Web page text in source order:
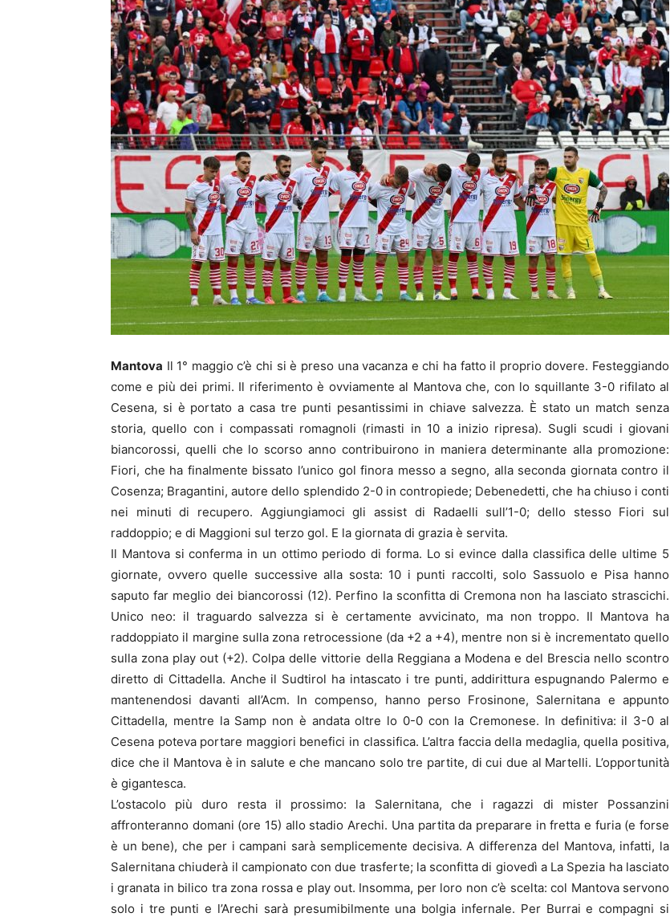
Mantova
Mantova Il 1° maggio c’è chi si è preso una vacanza e chi ha fatto il proprio dovere. Festeggiando
come e più dei primi. Il riferimento è ovviamente al Mantova che, con lo squillante 3-0 rifilato al
Cesena, si è portato a casa tre punti pesantissimi in chiave salvezza. È stato un match senza
storia, quello con i compassati romagnoli (rimasti in 10 a inizio ripresa). Sugli scudi i giovani
biancorossi, quelli che lo scorso anno contribuirono in maniera determinante alla promozione:
Fiori, che ha finalmente bissato l’unico gol finora messo a segno, alla seconda giornata contro il
Cosenza; Bragantini, autore dello splendido 2-0 in contropiede; Debenedetti, che ha chiuso i conti
nei minuti di recupero. Aggiungiamoci gli assist di Radaelli sull’1-0; dello stesso Fiori sul
raddoppio; e di Maggioni sul terzo gol. E la giornata di grazia è servita.
Il Mantova si conferma in un ottimo periodo di forma. Lo si evince dalla classifica delle ultime 5
giornate, ovvero quelle successive alla sosta: 10 i punti raccolti, solo Sassuolo e Pisa hanno
saputo far meglio dei biancorossi (12). Perfino la sconfitta di Cremona non ha lasciato strascichi.
Unico neo: il traguardo salvezza si è certamente avvicinato, ma non troppo. Il Mantova ha
raddoppiato il margine sulla zona retrocessione (da +2 a +4), mentre non si è incrementato quello
sulla zona play out (+2). Colpa delle vittorie della Reggiana a Modena e del Brescia nello scontro
diretto di Cittadella. Anche il Sudtirol ha intascato i tre punti, addirittura espugnando Palermo e
mantenendosi davanti all’Acm. In compenso, hanno perso Frosinone, Salernitana e appunto
Cittadella, mentre la Samp non è andata oltre lo 0-0 con la Cremonese. In definitiva: il 3-0 al
Cesena poteva portare maggiori benefici in classifica. L’altra faccia della medaglia, quella positiva,
dice che il Mantova è in salute e che mancano solo tre partite, di cui due al Martelli. L’opportunità
è gigantesca.
L’ostacolo più duro resta il prossimo: la Salernitana, che i ragazzi di mister Possanzini
affronteranno domani (ore 15) allo stadio Arechi. Una partita da preparare in fretta e furia (e forse
è un bene), che per i campani sarà semplicemente decisiva. A differenza del Mantova, infatti, la
Salernitana chiuderà il campionato con due trasferte; la sconfitta di giovedì a La Spezia ha lasciato
i granata in bilico tra zona rossa e play out. Insomma, per loro non c’è scelta: col Mantova servono
solo i tre punti e l’Arechi sarà presumibilmente una bolgia infernale. Per Burrai e compagni si